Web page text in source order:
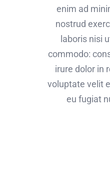
enim ad
nostrud
laboris nisi
commodo:
irure dolor in
voluptate velit
eu fugiat